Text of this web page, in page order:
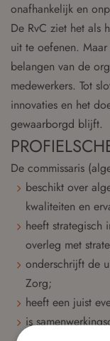
onafhankelijk en
De RvC ziet het als
uit te oefenen.
belangen van de
medewerkers. Tot
innovaties en het
gewaarborgd blijft.
De commissaris
beschikt over
kwaliteiten en
heeft strategisch
overleg met
onderschrijft de
Zorg;
heeft een juist
is